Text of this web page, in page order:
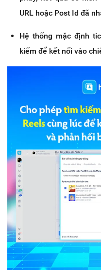
URL hoặc Post Id đã
Hệ thống mặc định
kiếm để kết nối vào